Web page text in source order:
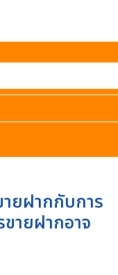
ายฝากกับการ
ายฝากอาจ